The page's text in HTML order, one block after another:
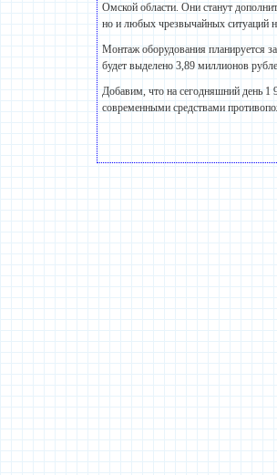
Омской области. Они станут
но и любых чрезвычайных ситуаций
Монтаж оборудования планируется
будет выделено 3,89 миллионов
Добавим, что на сегодняшний день 1
современными средствами